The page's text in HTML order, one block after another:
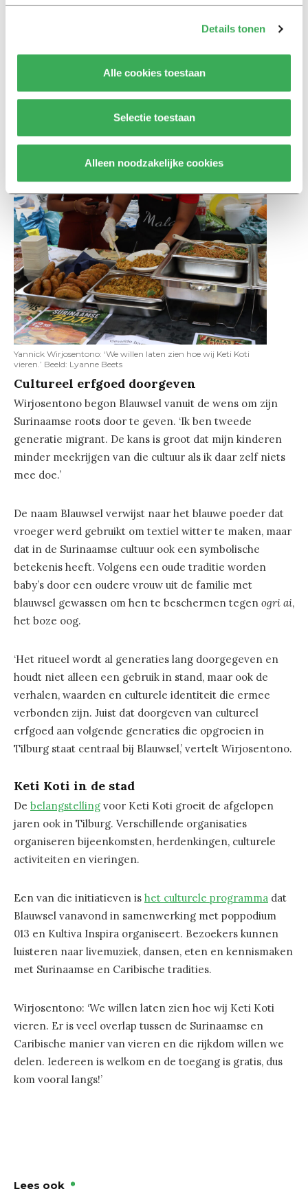
Details tonen
Alle cookies toestaan
Selectie toestaan
Alleen noodzakelijke cookies
Ook Wirjosentono ziet Keti Koti als een dag waarop
herdenken en vieren onlosmakelijk met elkaar
verbonden zijn. ‘Het is ontzettend belangrijk om het
onze cultuur te vieren.’
Yannick Wirjosentono: ‘We willen laten zien hoe wij Keti Koti
vieren.’ Beeld: Lyanne Beets
Cultureel erfgoed doorgeven
Wirjosentono begon Blauwsel vanuit de wens om zijn
Surinaamse roots door te geven. ‘Ik ben tweede
generatie migrant. De kans is groot dat mijn kinderen
minder meekrijgen van die cultuur als ik daar zelf niets
mee doe.’
De naam Blauwsel verwijst naar het blauwe poeder dat
vroeger werd gebruikt om textiel witter te maken, maar
dat in de Surinaamse cultuur ook een symbolische
betekenis heeft. Volgens een oude traditie worden
baby’s door een oudere vrouw uit de familie met
blauwsel gewassen om hen te beschermen tegen ogri ai,
het boze oog.
‘Het ritueel wordt al generaties lang doorgegeven en
houdt niet alleen een gebruik in stand, maar ook de
verhalen, waarden en culturele identiteit die ermee
verbonden zijn. Juist dat doorgeven van cultureel
erfgoed aan volgende generaties die opgroeien in
Tilburg staat centraal bij Blauwsel,’ vertelt Wirjosentono.
Keti Koti in de stad
De belangstelling voor Keti Koti groeit de afgelopen
jaren ook in Tilburg. Verschillende organisaties
organiseren bijeenkomsten, herdenkingen, culturele
activiteiten en vieringen.
Een van die initiatieven is het culturele programma dat
Blauwsel vanavond in samenwerking met poppodium
013 en Kultiva Inspira organiseert. Bezoekers kunnen
luisteren naar livemuziek, dansen, eten en kennismaken
met Surinaamse en Caribische tradities.
Wirjosentono: ‘We willen laten zien hoe wij Keti Koti
vieren. Er is veel overlap tussen de Surinaamse en
Caribische manier van vieren en die rijkdom willen we
delen. Iedereen is welkom en de toegang is gratis, dus
kom vooral langs!’
Lees ook